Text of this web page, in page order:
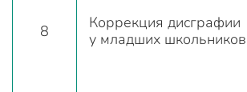
8
Коррекция дисграфии
у младших школьников